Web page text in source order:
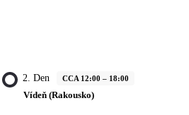
2. Den CCA 12:00 – 18:00
Vídeň (Rakousko)